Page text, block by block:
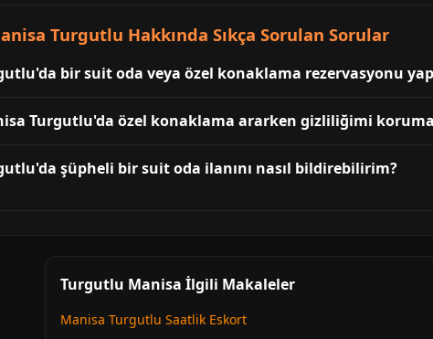
Turgutlu Hakkında Sıkça Sorulan Sorular
bir suit oda veya özel konaklama rezervasyonu
Turgutlu'da özel konaklama ararken gizliliğimi
şüpheli bir suit oda ilanını nasıl bildirebilirim?
Turgutlu Manisa İlgili Makaleler
Manisa Turgutlu Saatlik Eskort